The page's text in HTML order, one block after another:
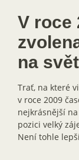
V roce
na
Trať, na které
v roce 2009
nejkrásnější
pozici velký
Není tohle